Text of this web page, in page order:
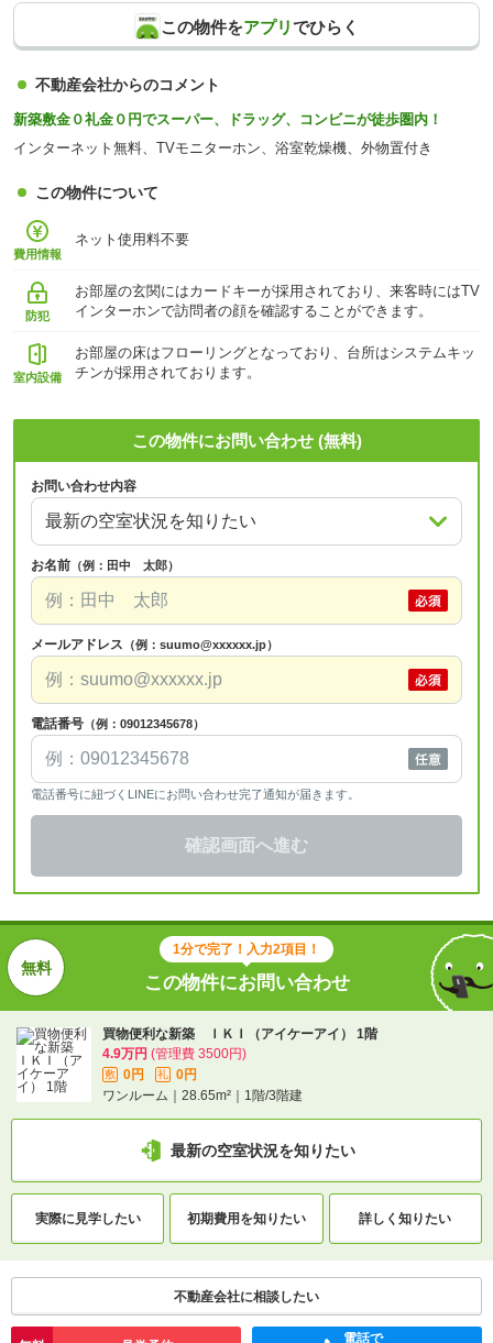
この物件をアプリでひらく
不動産会社からのコメント
新築敷金０礼金０円でスーパー、ドラッグ、コンビニが徒歩圏内！
インターネット無料、TVモニターホン、浴室乾燥機、外物置付き
この物件について
費用情報
ネット使用料不要
防犯
お部屋の玄関にはカードキーが採用されており、来客時にはTV
インターホンで訪問者の顔を確認することができます。
室内設備
お部屋の床はフローリングとなっており、台所はシステムキッ
チンが採用されております。
この物件にお問い合わせ (無料)
お問い合わせ内容
お名前 （例：田中 太郎）
メールアドレス （例：suumo@xxxxxx.jp）
電話番号 （例：09012345678）
電話番号に紐づくLINEにお問い合わせ完了通知が届きます。
確認画面へ進む
1分で完了！入力2項目！
この物件にお問い合わせ
買物便利な新築 ＩＫＩ（アイケーアイ） 1階
4.9万円 (管理費 3500円)
敷 0円 礼
0円
ワンルーム｜28.65m²｜1階/3階建
最新の空室状況を知りたい
実際に見学したい 初期費用を知りたい 詳しく知りたい
不動産会社に相談したい
電話で